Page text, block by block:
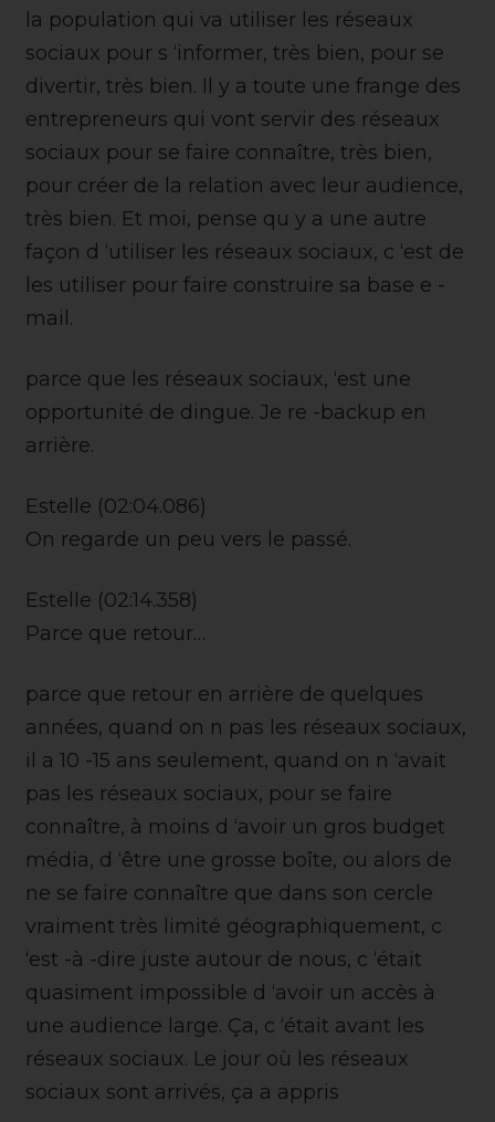
la population qui va utiliser les réseaux
sociaux pour s ‘informer, très bien, pour se
divertir, très bien. Il y a toute une frange des
entrepreneurs qui vont servir des réseaux
sociaux pour se faire connaître, très bien,
pour créer de la relation avec leur audience,
très bien. Et moi, pense qu y a une autre
façon d ‘utiliser les réseaux sociaux, c ‘est de
les utiliser pour faire construire sa base e -
mail.
parce que les réseaux sociaux, ‘est une
opportunité de dingue. Je re -backup en
arrière.
Estelle (02:04.086)
On regarde un peu vers le passé.
Estelle (02:14.358)
Parce que retour…
parce que retour en arrière de quelques
années, quand on n pas les réseaux sociaux,
il a 10 -15 ans seulement, quand on n ‘avait
pas les réseaux sociaux, pour se faire
connaître, à moins d ‘avoir un gros budget
média, d ‘être une grosse boîte, ou alors de
ne se faire connaître que dans son cercle
vraiment très limité géographiquement, c
‘est -à -dire juste autour de nous, c ‘était
quasiment impossible d ‘avoir un accès à
une audience large. Ça, c ‘était avant les
réseaux sociaux. Le jour où les réseaux
sociaux sont arrivés, ça a appris